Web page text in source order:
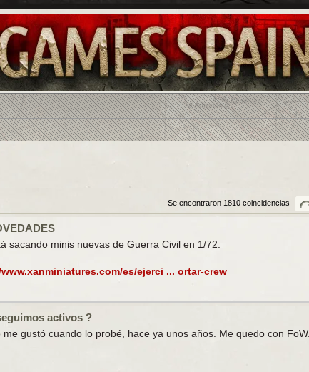
Se encontraron 1810 coincidencias
sacando minis nuevas de Guerra Civil en 1/72.
es/ejerci ... ortar-crew
activos ?
me gustó cuando lo probé, hace ya unos años. Me quedo con FoW.